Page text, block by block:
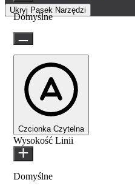
Ukryj Pasek Narzędzi
Domyślne
Czcionka Czytelna
Wysokość Linii
Domyślne